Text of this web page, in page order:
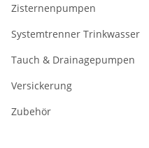
Zisternenpumpen
Systemtrenner Trinkwasser
Tauch & Drainagepumpen
Versickerung
Zubehör